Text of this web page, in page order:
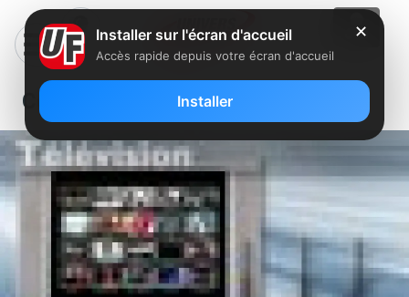
Ce mercredi sur FreeboxTV
✕
Installer sur l'écran d'accueil
Accès rapide depuis votre écran d'accueil
Installer